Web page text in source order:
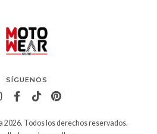
SÍGUENOS
2026. Todos los derechos reservados.